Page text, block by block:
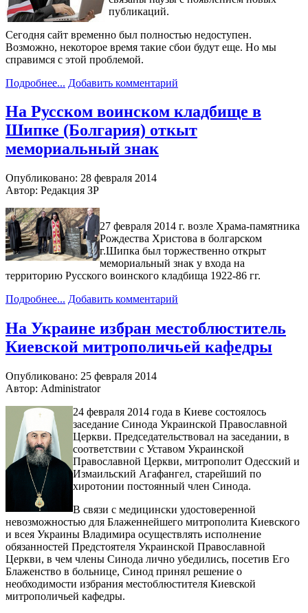
публикаций.
Сегодня сайт временно был полностью недоступен.
Возможно, некоторое время такие сбои будут еще. Но мы
справимся с этой проблемой.
Подробнее... Добавить комментарий
На Русском воинском кладбище в
Шипке (Болгария) откыт
мемориальный знак
Опубликовано: 28 февраля 2014
Автор: Редакция ЗР
27 февраля 2014 г. возле Храма-памятника
Рождества Христова в болгарском
г.Шипка был торжественно открыт
мемориальный знак у входа на
территорию Русского воинского кладбища 1922-86 гг.
Подробнее... Добавить комментарий
На Украине избран местоблюститель
Киевской митрополичьей кафедры
Опубликовано: 25 февраля 2014
Автор: Administrator
24 февраля 2014 года в Киеве состоялось
заседание Синода Украинской Православной
Церкви. Председательствовал на заседании, в
соответствии с Уставом Украинской
Православной Церкви, митрополит Одесский и
Измаильский Агафангел, старейший по
хиротонии постоянный член Синода.
В связи с медицински удостоверенной
невозможностью для Блаженнейшего митрополита Киевского
и всея Украины Владимира осуществлять исполнение
обязанностей Предстоятеля Украинской Православной
Церкви, в чем члены Синода лично убедились, посетив Его
Блаженство в больнице, Синод принял решение о
необходимости избрания местоблюстителя Киевской
митрополичьей кафедры.